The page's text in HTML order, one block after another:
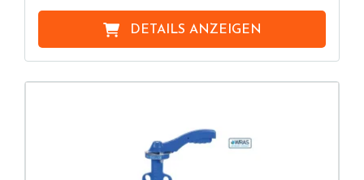
DETAILS ANZEIGEN